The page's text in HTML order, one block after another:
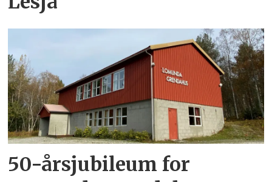
50-årsjubileum for